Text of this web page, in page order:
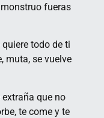
fueras
todo de ti
muta, se vuelve
que no
te come y te